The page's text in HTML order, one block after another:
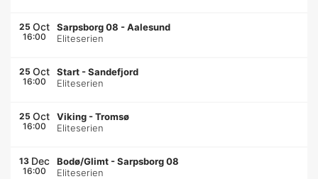
25 Oct
16:00
Sarpsborg 08 -Aalesund
Eliteserien
25 Oct
16:00
Start -Sandefjord
Eliteserien
25 Oct
16:00
Viking -Tromsø
Eliteserien
13 Dec
16:00
Bodø/Glimt -Sarpsborg 08
Eliteserien